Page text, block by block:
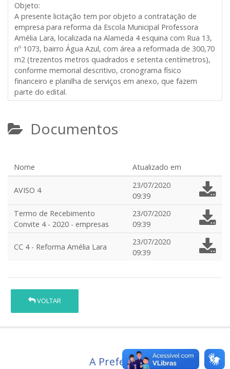
Objeto:
A presente licitação tem por objeto a contratação de
empresa para reforma da Escola Municipal Professora
Amélia Lara, localizada na Alameda 4 esquina com Rua 13,
nº 1073, bairro Água Azul, com área a reformada de 300,70
m2 (trezentos metros quadrados e setenta centímetros),
conforme memorial descritivo, cronograma físico
financeiro e planilha de serviços em anexo, que fazem
parte do edital.
Documentos
Nome Atualizado em
AVISO 4
23/07/2020
09:39
Termo de Recebimento
Convite 4 - 2020 - empresas
23/07/2020
09:39
CC 4 - Reforma Amélia Lara
23/07/2020
09:39
VOLTAR
A Prefeitura